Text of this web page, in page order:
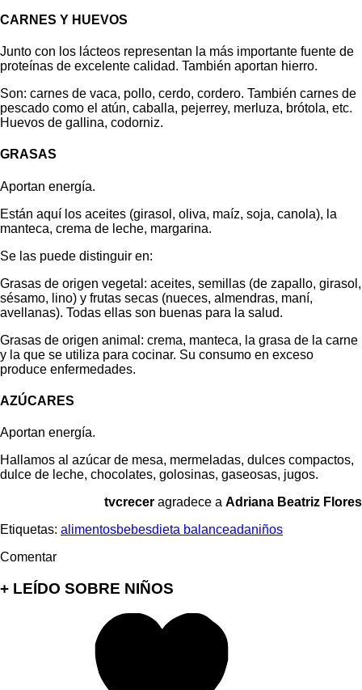
CARNES Y HUEVOS
Junto con los lácteos representan la más importante fuente de
proteínas de excelente calidad. También aportan hierro.
Son: carnes de vaca, pollo, cerdo, cordero. También carnes de
pescado como el atún, caballa, pejerrey, merluza, brótola, etc.
Huevos de gallina, codorniz.
GRASAS
Aportan energía.
Están aquí los aceites (girasol, oliva, maíz, soja, canola), la
manteca, crema de leche, margarina.
Se las puede distinguir en:
Grasas de origen vegetal: aceites, semillas (de zapallo, girasol,
sésamo, lino) y frutas secas (nueces, almendras, maní,
avellanas). Todas ellas son buenas para la salud.
Grasas de origen animal: crema, manteca, la grasa de la carne
y la que se utiliza para cocinar. Su consumo en exceso
produce enfermedades.
AZÚCARES
Aportan energía.
Hallamos al azúcar de mesa, mermeladas, dulces compactos,
dulce de leche, chocolates, golosinas, gaseosas, jugos.
tvcrecer agradece a Adriana Beatriz Flores
Etiquetas: alimentosbebesdieta balanceadaniños
Comentar
+ LEÍDO SOBRE NIÑOS